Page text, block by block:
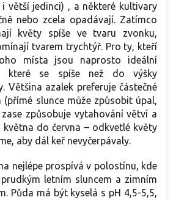
větší jedinci) , a některé kultivary
nebo zcela opadávají. Zatímco
květy spíše ve tvaru zvonku,
tvarem trychtýř. Pro ty, kteří
místa jsou naprosto ideální
které se spíše než do výšky
Většina azalek preferuje částečné
(přímé slunce může způsobit úpal,
způsobuje vytahování větví a
května do června – odkvetlé květy
aby dál keř nevyčerpávaly.
nejlépe prospívá v polostínu, kde
letním sluncem a zimním
Půda má být kyselá s pH 4,5-5,5,